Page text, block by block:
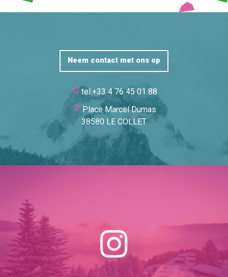
Neem contact met ons op
tel:+33 4 76 45 01 88
Place Marcel Dumas
38580 LE COLLET